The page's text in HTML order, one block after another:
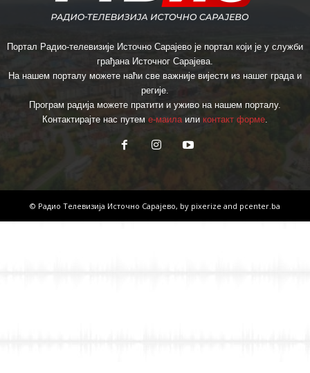
Портал Радио-телевизије Источно Сарајево је портал који је у служби
грађана Источног Сарајева.
На нашем порталу можете наћи све важније вијести из нашег града и
регије.
Програм радија можете пратити и уживо на нашем порталу.
Контактирајте нас путем е-маилаили контакт форме.
© Радио Телевизија Источно Сарајево, by pixerize and pcenter.ba